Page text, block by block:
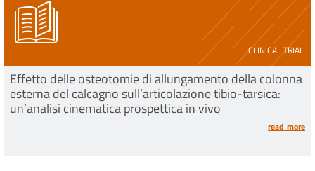
CLINICAL TRIAL
Effetto delle osteotomie di allungamento della colonna
esterna del calcagno sull’articolazione tibio-tarsica:
un’analisi cinematica prospettica in vivo
read more